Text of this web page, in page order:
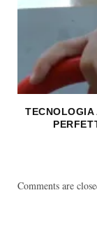
Comments are